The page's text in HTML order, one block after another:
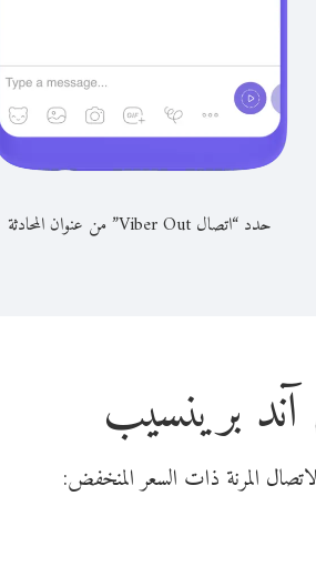
حدد “اتصال Viber Out” من عنوان المحادثة
برينسيب